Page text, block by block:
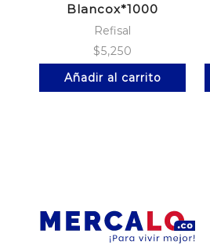
Blancox*1000
Ml.Limon
Refisal
$5,250
Añadir al carrito